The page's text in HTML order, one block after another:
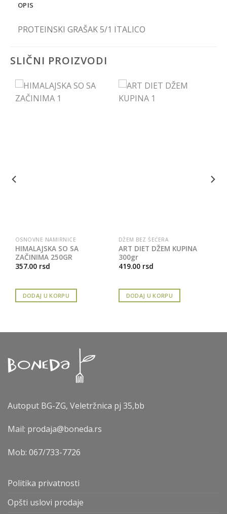
OPIS
PROTEINSKI GRAŠAK 5/1 ITALICO
SLIČNI PROIZVODI
OSNOVNE NAMIRNICE
HIMALAJSKA SO SA
ZAČINIMA 250GR
357.00 rsd
DODAJ U KORPU
DŽEM BEZ ŠEĆERA
ART DIET DŽEM KUPINA
300gr
419.00 rsd
DODAJ U KORPU
Autoput BG-ZG, Veletržnica pj 35,bb
Mail: prodaja@boneda.rs
Mob: 067/733-7726
Politika privatnosti
Opšti uslovi prodaje